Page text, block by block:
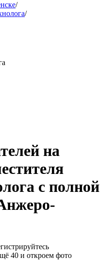
/
/
на
с полной
40 и откроем фото